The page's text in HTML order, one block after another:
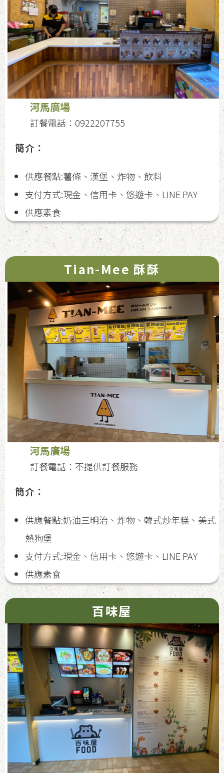
河馬廣場
訂餐電話：0922207755
簡介：
供應餐點:薯條、漢堡、炸物、飲料
支付方式:現金、信用卡、悠遊卡、LINE PAY
供應素食
Tian-Mee 酥酥
河馬廣場
訂餐電話：不提供訂餐服務
簡介：
供應餐點:奶油三明治、炸物、韓式炒年糕、美式
熱狗堡
支付方式:現金、信用卡、悠遊卡、LINE PAY
供應素食
百味屋